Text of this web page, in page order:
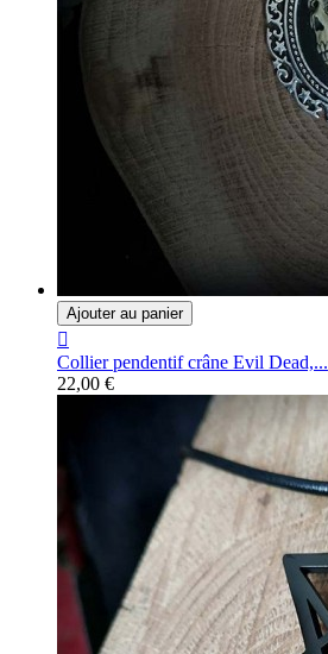
Ajouter au panier

Collier pendentif crâne Evil Dead,...
22,00 €